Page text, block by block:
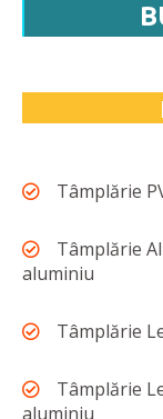
Tâmplărie
Tâmplărie
aluminiu
Tâmplărie
Tâmplărie
aluminiu